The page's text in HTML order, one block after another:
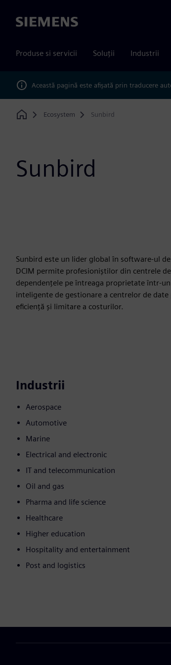
Siemens
Produse si servicii Soluții Industrii
Această pagină este afișată prin traducere
Home
Ecosystem Sunbird
Sunbird
Sunbird este un lider global în software-ul
DCIM permite profesioniștilor din centrele
dependențele pe întreaga proprietate într-
inteligente de gestionare a centrelor de
eficiență și limitare a costurilor.
Industrii
Aerospace
Automotive
Marine
Electrical and electronic
IT and telecommunication
Oil and gas
Pharma and life science
Healthcare
Higher education
Hospitality and entertainment
Post and logistics